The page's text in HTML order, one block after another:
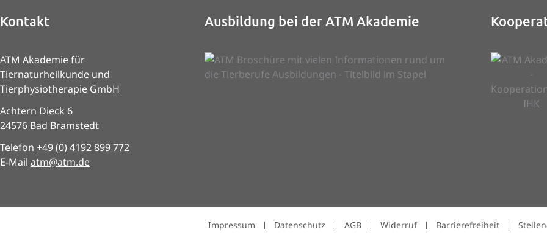
Kontakt
ATM Akademie für
Tiernaturheilkunde und
Tierphysiotherapie GmbH
Achtern Dieck 6
24576 Bad Bramstedt
Telefon +49 (0) 4192 899 772
E-Mail atm@atm.de
Ausbildung bei der ATM Akademie
Impressum Datenschutz AGB Widerruf Barrierefreiheit